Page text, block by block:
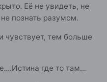
Её не увидеть, не
познать разумом.
чувствует, тем больше
где то там...